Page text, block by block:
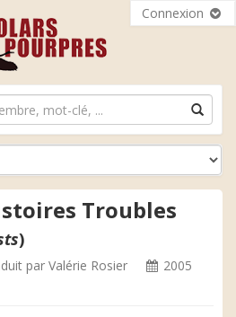
Connexion
Troubles
)
parValérie Rosier
2005